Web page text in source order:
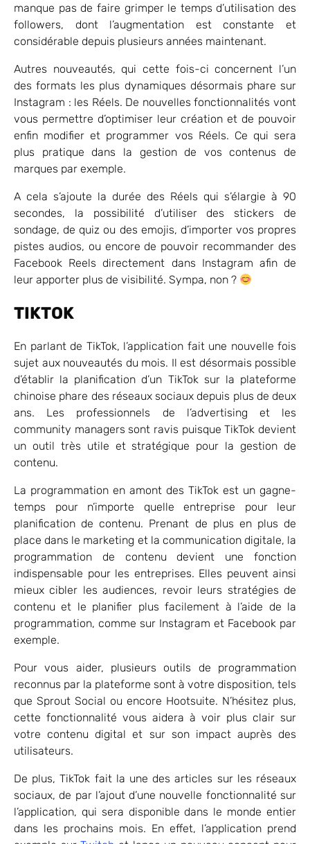
manque pas de faire grimper le temps d’utilisation des
followers, dont l’augmentation est constante et
considérable depuis plusieurs années maintenant.
Autres nouveautés, qui cette fois-ci concernent l’un
des formats les plus dynamiques désormais phare sur
Instagram : les Réels. De nouvelles fonctionnalités vont
vous permettre d’optimiser leur création et de pouvoir
enfin modifier et programmer vos Réels. Ce qui sera
plus pratique dans la gestion de vos contenus de
marques par exemple.
A cela s’ajoute la durée des Réels qui s’élargie à 90
secondes, la possibilité d’utiliser des stickers de
sondage, de quiz ou des emojis, d’importer vos propres
pistes audios, ou encore de pouvoir recommander des
Facebook Reels directement dans Instagram afin de
leur apporter plus de visibilité. Sympa, non ?
TIKTOK
En parlant de TikTok, l’application fait une nouvelle fois
sujet aux nouveautés du mois. Il est désormais possible
d’établir la planification d’un TikTok sur la plateforme
chinoise phare des réseaux sociaux depuis plus de deux
ans. Les professionnels de l’advertising et les
community managers sont ravis puisque TikTok devient
un outil très utile et stratégique pour la gestion de
contenu.
La programmation en amont des TikTok est un gagne-
temps pour n’importe quelle entreprise pour leur
planification de contenu. Prenant de plus en plus de
place dans le marketing et la communication digitale, la
programmation de contenu devient une fonction
indispensable pour les entreprises. Elles peuvent ainsi
mieux cibler les audiences, revoir leurs stratégies de
contenu et le planifier plus facilement à l’aide de la
programmation, comme sur Instagram et Facebook par
exemple.
Pour vous aider, plusieurs outils de programmation
reconnus par la plateforme sont à votre disposition, tels
que Sprout Social ou encore Hootsuite. N’hésitez plus,
cette fonctionnalité vous aidera à voir plus clair sur
votre contenu digital et sur son impact auprès des
utilisateurs.
De plus, TikTok fait la une des articles sur les réseaux
sociaux, de par l’ajout d’une nouvelle fonctionnalité sur
l’application, qui sera disponible dans le monde entier
dans les prochains mois. En effet, l’application prend